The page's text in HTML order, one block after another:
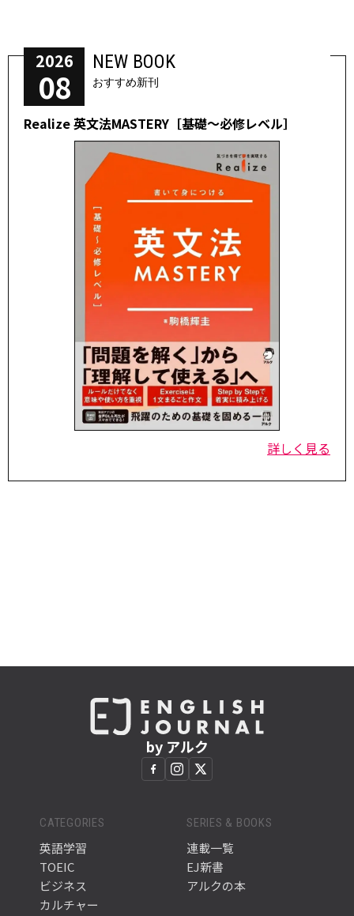
2026
08
NEW BOOK
おすすめ新刊
Realize 英文法MASTERY［基礎～必修レベル］
詳しく見る
by アルク
CATEGORIES
英語学習
TOEIC
ビジネス
カルチャー
SERIES & BOOKS
連載一覧
EJ新書
アルクの本